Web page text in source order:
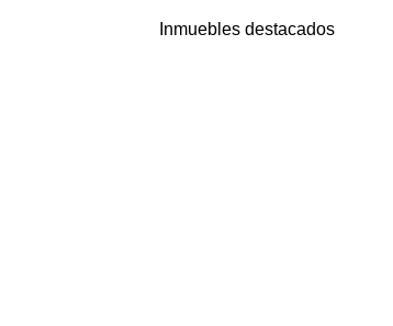
Inmuebles destacados